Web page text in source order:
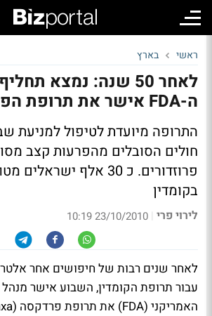
ראשי בארץ
לאחר 50 שנה: נמצא
ה-FDA אישר את תרופת הפרדקסה
התרופה מיועדת לטיפול למניעת
חולים הסובלים מהפרעות קצב
פרוזדורים. כ 30 אלף
בקומדין
לירוי פרי |
23/10/2010 10:19
לאחר שנים רבות של חיפושים אחר
עבור תרופת הקומדין, השבוע אישר מנהל